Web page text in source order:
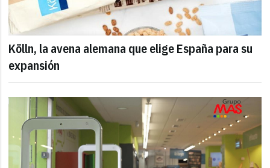
Kölln, la avena alemana que elige España para su
expansión